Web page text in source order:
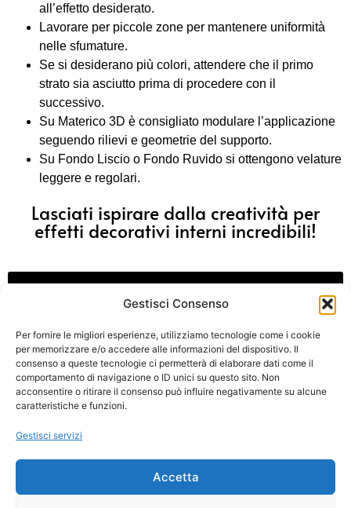
Gestisci Consenso
Per fornire le migliori esperienze, utilizziamo tecnologie come i cookie
per memorizzare e/o accedere alle informazioni del dispositivo. Il
consenso a queste tecnologie ci permetterà di elaborare dati come il
comportamento di navigazione o ID unici su questo sito. Non
acconsentire o ritirare il consenso può influire negativamente su alcune
caratteristiche e funzioni.
Gestisci servizi
Accetta
all’effetto desiderato.
Lavorare per piccole zone per mantenere uniformità
nelle sfumature.
Se si desiderano più colori, attendere che il primo
strato sia asciutto prima di procedere con il
successivo.
Su Materico 3D è consigliato modulare l’applicazione
seguendo rilievi e geometrie del supporto.
Su Fondo Liscio o Fondo Ruvido si ottengono velature
leggere e regolari.
Lasciati ispirare dalla creatività per
effetti decorativi interni incredibili!
Contattaci Per informazioni
Via Marconi, 73 44122 Ferrara (FE) – ITALIA
Mobile:+39 345 8202609
P. Iva 01433860382